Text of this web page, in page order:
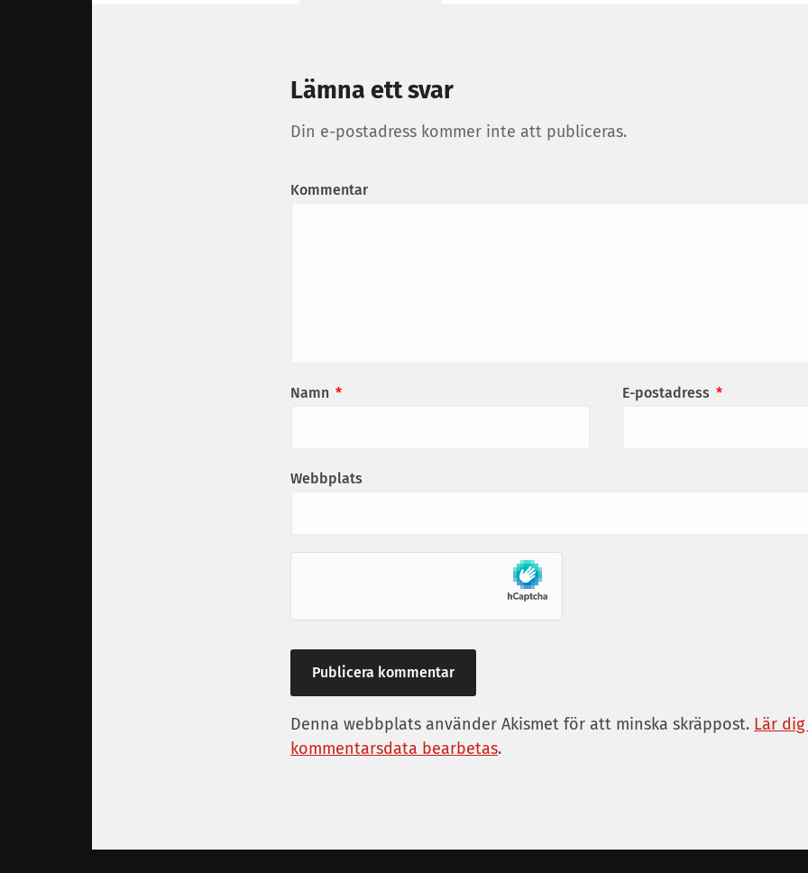
Lämna ett svar
Din e-postadress kommer inte att publiceras.
Kommentar
Namn * E-postadress *
Webbplats
Denna webbplats använder Akismet för att minska skräppost. Lär
kommentarsdata bearbetas.